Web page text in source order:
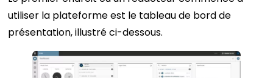
utiliser la plateforme est le tableau de bord de
présentation, illustré ci-dessous.